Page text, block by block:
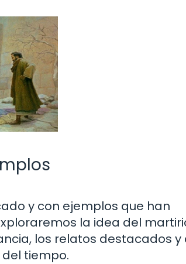
y con ejemplos que han
la idea del
los relatos destacados y
tiempo.